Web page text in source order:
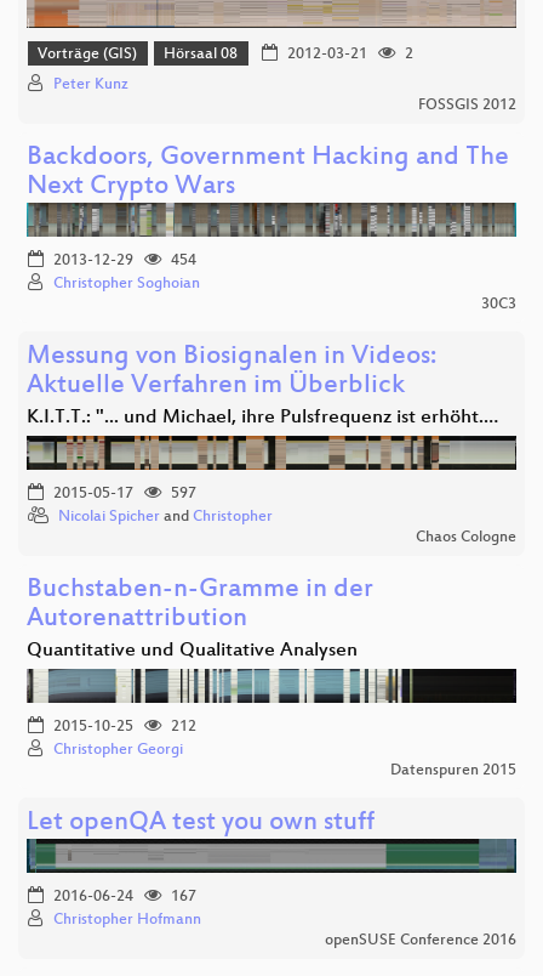
Vorträge (GIS) Hörsaal 08 2012-03-21
2
Peter Kunz
FOSSGIS 2012
Backdoors, Government Hacking and The
Next Crypto Wars
2013-12-29
454
Christopher Soghoian
30C3
Messung von Biosignalen in Videos:
Aktuelle Verfahren im Überblick
K.I.T.T.: "... und Michael, ihre Pulsfrequenz ist erhöht.…
2015-05-17
597
Nicolai Spicher and Christopher
Chaos Cologne
Buchstaben-n-Gramme in der
Autorenattribution
Quantitative und Qualitative Analysen
2015-10-25
212
Christopher Georgi
Datenspuren 2015
Let openQA test you own stuff
2016-06-24
167
Christopher Hofmann
openSUSE Conference 2016